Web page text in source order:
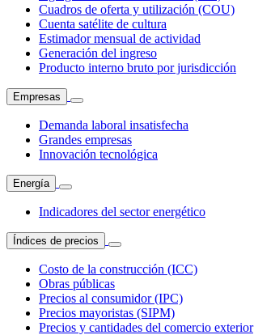
Cuadros de oferta y utilización (COU)
Cuenta satélite de cultura
Estimador mensual de actividad
Generación del ingreso
Producto interno bruto por jurisdicción
Empresas
Demanda laboral insatisfecha
Grandes empresas
Innovación tecnológica
Energía
Indicadores del sector energético
Índices de precios
Costo de la construcción (ICC)
Obras públicas
Precios al consumidor (IPC)
Precios mayoristas (SIPM)
Precios y cantidades del comercio exterior